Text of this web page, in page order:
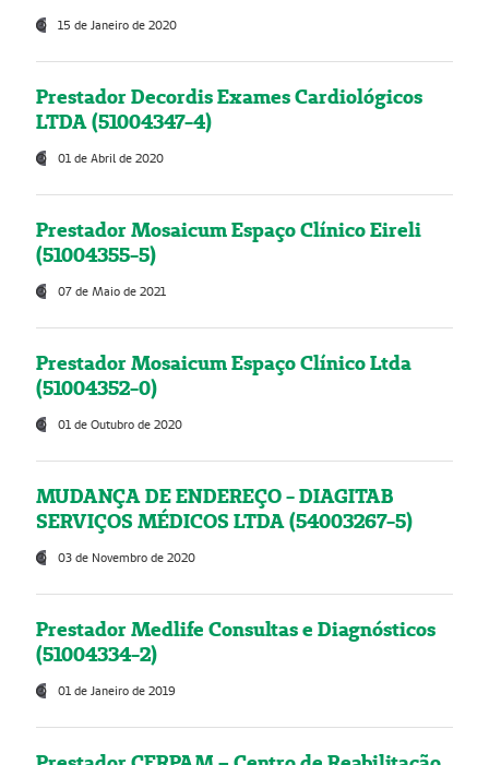
15 de Janeiro de 2020
Prestador Decordis Exames Cardiológicos
LTDA (51004347-4)
01 de Abril de 2020
Prestador Mosaicum Espaço Clínico Eireli
(51004355-5)
07 de Maio de 2021
Prestador Mosaicum Espaço Clínico Ltda
(51004352-0)
01 de Outubro de 2020
MUDANÇA DE ENDEREÇO - DIAGITAB
SERVIÇOS MÉDICOS LTDA (54003267-5)
03 de Novembro de 2020
Prestador Medlife Consultas e Diagnósticos
(51004334-2)
01 de Janeiro de 2019